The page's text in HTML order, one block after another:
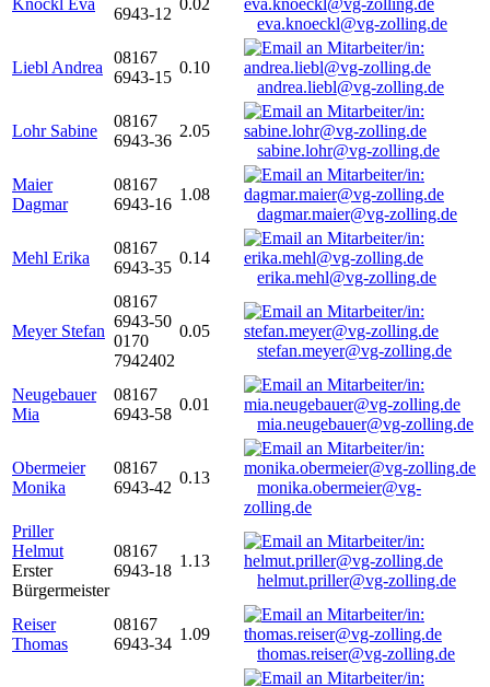
Knöckl Eva
6943-12
0.02
eva.knoeckl@vg-zolling.de
Liebl Andrea
08167
6943-15
0.10
andrea.liebl@vg-zolling.de
Lohr Sabine
08167
6943-36
2.05
sabine.lohr@vg-zolling.de
Maier
Dagmar
08167
6943-16
1.08
dagmar.maier@vg-zolling.de
Mehl Erika
08167
6943-35
0.14
erika.mehl@vg-zolling.de
Meyer Stefan
08167
6943-50
0170
7942402
0.05
stefan.meyer@vg-zolling.de
Neugebauer
Mia
08167
6943-58
0.01
mia.neugebauer@vg-zolling.de
Obermeier
Monika
08167
6943-42
0.13
monika.obermeier@vg-
zolling.de
Priller
Helmut
Erster
Bürgermeister
08167
6943-18
1.13
helmut.priller@vg-zolling.de
Reiser
Thomas
08167
6943-34
1.09
thomas.reiser@vg-zolling.de